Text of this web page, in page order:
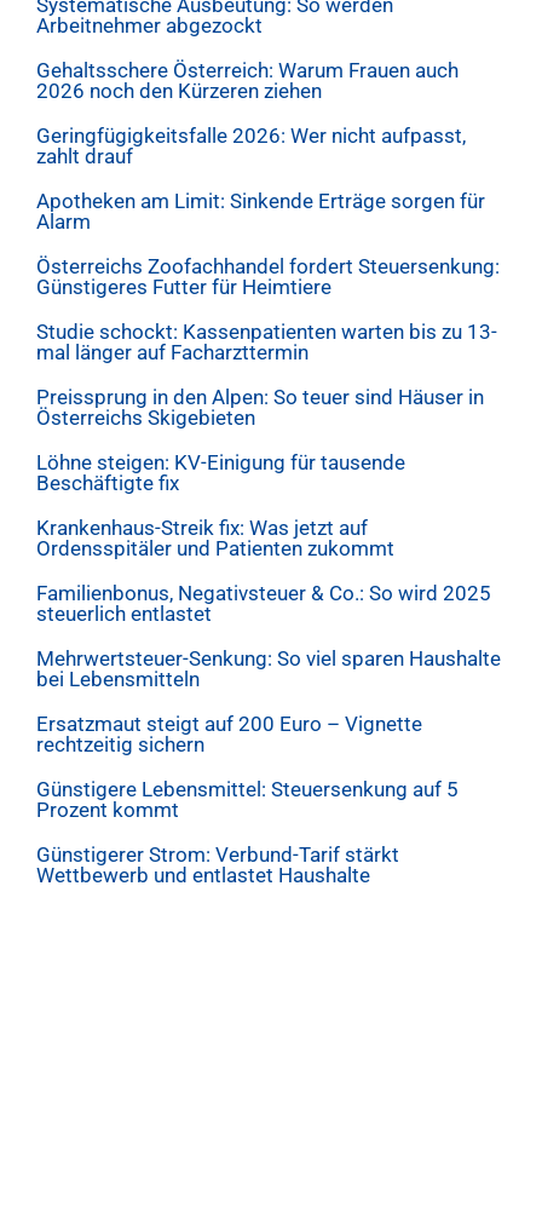
Systematische Ausbeutung: So werden
Arbeitnehmer abgezockt
Gehaltsschere Österreich: Warum Frauen auch
2026 noch den Kürzeren ziehen
Geringfügigkeitsfalle 2026: Wer nicht aufpasst,
zahlt drauf
Apotheken am Limit: Sinkende Erträge sorgen für
Alarm
Österreichs Zoofachhandel fordert Steuersenkung:
Günstigeres Futter für Heimtiere
Studie schockt: Kassenpatienten warten bis zu 13-
mal länger auf Facharzttermin
Preissprung in den Alpen: So teuer sind Häuser in
Österreichs Skigebieten
Löhne steigen: KV-Einigung für tausende
Beschäftigte fix
Krankenhaus-Streik fix: Was jetzt auf
Ordensspitäler und Patienten zukommt
Familienbonus, Negativsteuer & Co.: So wird 2025
steuerlich entlastet
Mehrwertsteuer-Senkung: So viel sparen Haushalte
bei Lebensmitteln
Ersatzmaut steigt auf 200 Euro – Vignette
rechtzeitig sichern
Günstigere Lebensmittel: Steuersenkung auf 5
Prozent kommt
Günstigerer Strom: Verbund-Tarif stärkt
Wettbewerb und entlastet Haushalte